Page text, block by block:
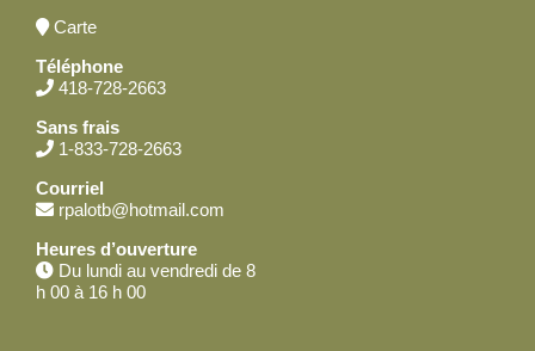
Carte
Téléphone
418-728-2663
Sans frais
1-833-728-2663
Courriel
rpalotb@hotmail.com
Heures d’ouverture
Du lundi au vendredi de 8
h 00 à 16 h 00